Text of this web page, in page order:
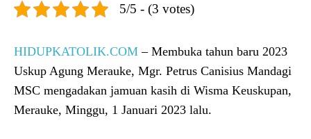
5/5 - (3 votes)
HIDUPKATOLIK.COM – Membuka tahun baru 2023
Uskup Agung Merauke, Mgr. Petrus Canisius Mandagi
MSC mengadakan jamuan kasih di Wisma Keuskupan,
Merauke, Minggu, 1 Januari 2023 lalu.